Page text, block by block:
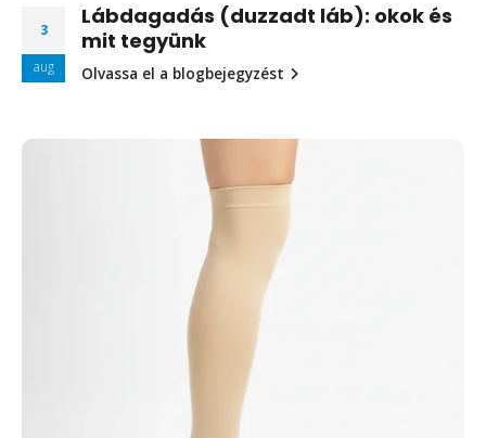
3
aug
Lábdagadás (duzzadt láb): okok és
mit tegyünk
Olvassa el a blogbejegyzést